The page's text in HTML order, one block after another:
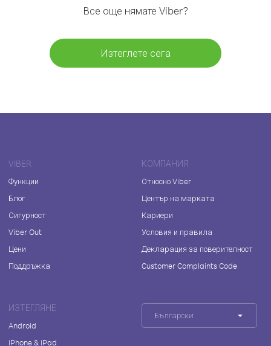
Все още нямате Viber?
Изтеглете сега
VIBER
Функции
Блог
Сигурност
Viber Out
Цени
Поддръжка
КОМПАНИЯ
Относно Viber
Център на марката
Кариери
Условия и правила
Декларация за поверителност
Customer Complaints Code
ИЗТЕГЛЯНЕ
Android
iPhone & iPad
Български